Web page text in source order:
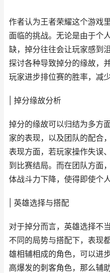
作者认为王者荣耀这个游戏
面临的挑战。无论是由于个
缺，掉分往往会让玩家感到
探讨各种导致掉分的缘故，
玩家进步排位赛的胜率，减
| 掉分缘故分析
掉分的缘故可以归结为多方
家的表现，以及团队的配合
表现方面，若玩家操作失误
到比赛结局。而在团队方面
体战斗力下降，使得即使个
| 英雄选择与搭配
对于掉分而言，英雄选择不
不同的局势与搭配下，表现
雄相辅相成的角色，可以进
高爆发的刺客角色，那么辅